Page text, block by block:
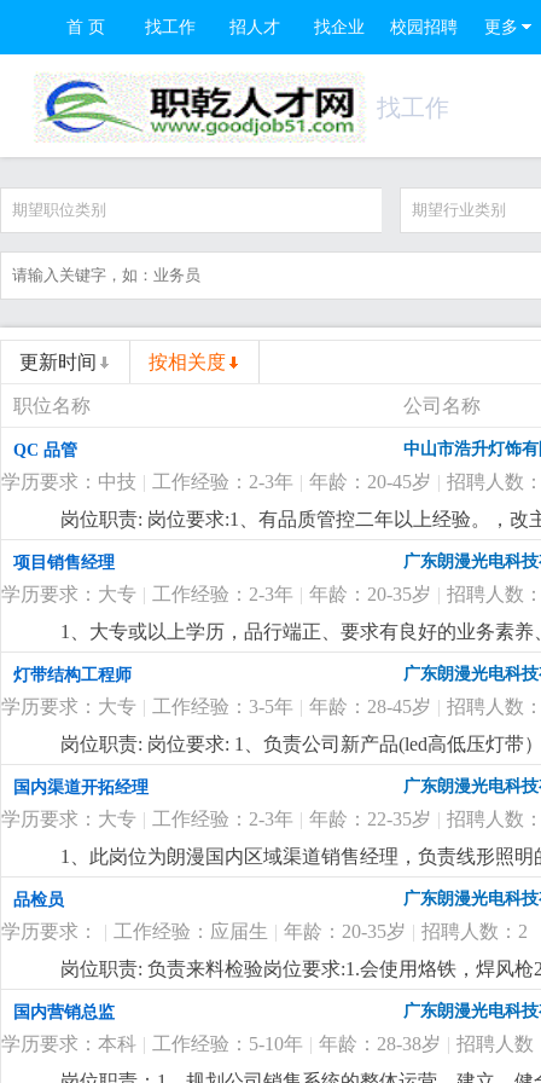
首 页 找工作 招人才 找企业 校园招聘 更多
找工作
期望职位类别 期望行业类别
更新时间 按相关度
职位名称 公司名称
QC 品管 中山市浩升灯饰
学历要求：中技 | 工作经验：2-3年 | 年龄：20-45岁 | 招聘人数
岗位职责: 岗位要求:1、有品质管控二年以上经验。，
施。2、具有责任心。3、听从上级布置下的任务。更详
项目销售经理 广东朗漫光电科
学历要求：大专 | 工作经验：2-3年 | 年龄：20-35岁 | 招聘人数
1、大专或以上学历，品行端正、要求有良好的业务素
明行业有做过工程项目销售或渠道拓展一年以上工作经
表达能力，能听从安排适应出差。4、优秀应届毕业生
合的有识之士加入。 更详细
灯带结构工程师 广东朗漫光电科
学历要求：大专 | 工作经验：3-5年 | 年龄：28-45岁 | 招聘人数
岗位职责: 岗位要求: 1、负责公司新产品(led高低压灯
产工艺（焊接、注塑成型）问题；3、负责技术资料的
以上led灯带产品研发工作经验，对led灯带产品有丰富
悉线路板原理，灯带内部结构、安装出线结构方式及相
力，能承受较大的工作压力；6、有在led高低压灯带或
坚持长期主义的企业，欢迎志同道合的有识之士加入更
国内渠道开拓经理 广东朗漫光电科
学历要求：大专 | 工作经验：2-3年 | 年龄：22-35岁 | 招聘人数
1、此岗位为朗漫国内区域渠道销售经理，负责线形照
灯带、商业照明等相关行业销售经验的优先录用，在其
3、有很强的业务能力和主动性，抗压能力强，对工作
迎志同道合的有识之士加入。更详细...
品检员 广东朗漫光电科
学历要求： | 工作经验：应届生 | 年龄：20-35岁 | 招聘人数：2
岗位职责: 负责来料检验岗位要求:1.会使用烙铁，焊风
国内营销总监 广东朗漫光电科
学历要求：本科 | 工作经验：5-10年 | 年龄：28-38岁 | 招聘人数